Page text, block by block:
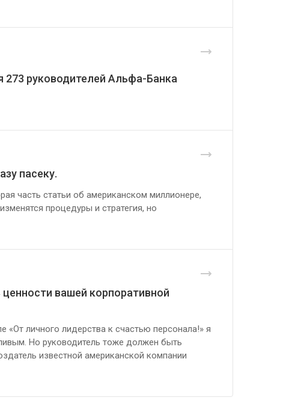
273 руководителей Альфа-Банка
пасеку.
часть статьи об американском миллионере,
процедуры и стратегия, но
вашей корпоративной
«От личного лидерства к счастью персонала!» я
Но руководитель тоже должен быть
известной американской компании